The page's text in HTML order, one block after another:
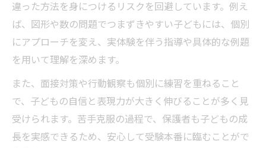
違った方法を身につけるリスクを回避しています。例え
ば、図形や数の問題でつまずきやすい子どもには、個別
にアプローチを変え、実体験を伴う指導や具体的な例題
を用いて理解を深めます。
また、面接対策や行動観察も個別に練習を重ねること
で、子どもの自信と表現力が大きく伸びることが多く見
受けられます。苦手克服の過程で、保護者も子どもの成
長を実感できるため、安心して受験本番に臨むことがで